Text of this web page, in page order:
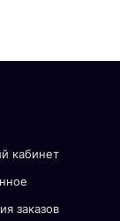
кабинет
заказов